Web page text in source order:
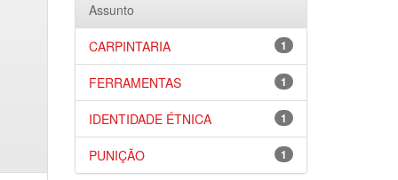
Assunto
1
CARPINTARIA
1
FERRAMENTAS
1
IDENTIDADE ÉTNICA
1
PUNIÇÃO